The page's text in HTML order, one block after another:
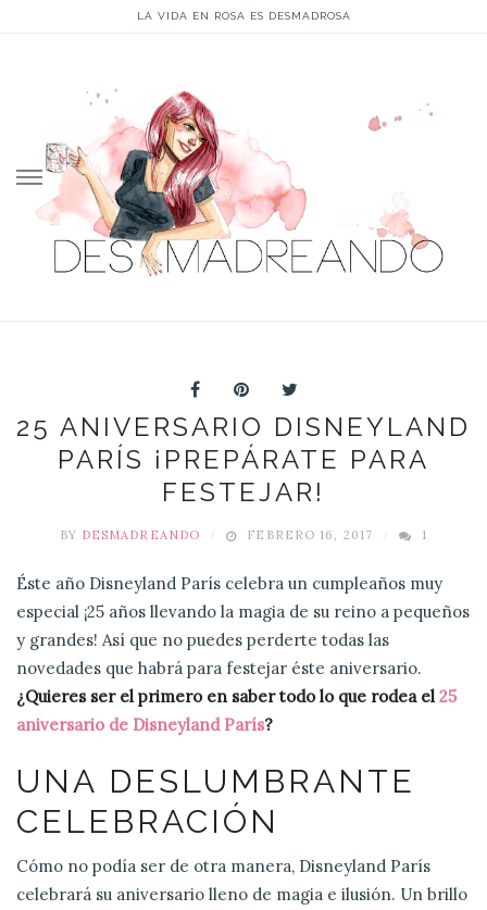
LA VIDA EN ROSA ES DESMADROSA
25 ANIVERSARIO DISNEYLAND
PARÍS ¡PREPÁRATE PARA
FESTEJAR!
BY DESMADREANDO FEBRERO 16, 2017 1
Éste año Disneyland París celebra un cumpleaños muy
especial ¡25 años llevando la magia de su reino a pequeños
y grandes! Así que no puedes perderte todas las
novedades que habrá para festejar éste aniversario.
¿Quieres ser el primero en saber todo lo que rodea el 25
aniversario de Disneyland París?
UNA DESLUMBRANTE
CELEBRACIÓN
Cómo no podía ser de otra manera, Disneyland París
celebrará su aniversario lleno de magia e ilusión. Un brillo